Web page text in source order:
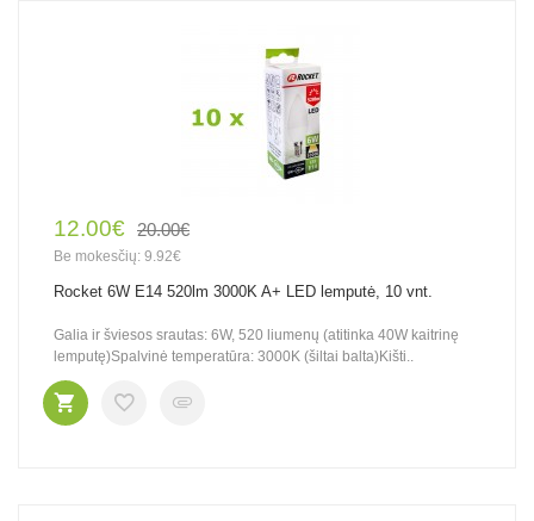
12.00€ 20.00€
Be mokesčių: 9.92€
Rocket 6W E14 520lm 3000K A+ LED lemputė, 10 vnt.
Galia ir šviesos srautas: 6W, 520 liumenų (atitinka 40W kaitrinę
lemputę)Spalvinė temperatūra: 3000K (šiltai balta)Kišti..